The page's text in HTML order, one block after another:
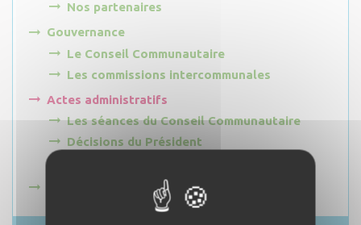
Nos partenaires
Gouvernance
Le Conseil Communautaire
Les commissions intercommunales
Actes administratifs
Les séances du Conseil Communautaire
Décisions du Président